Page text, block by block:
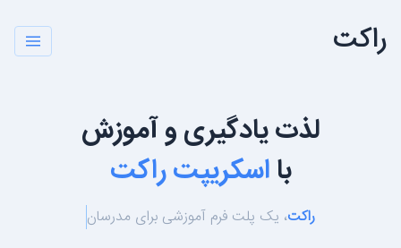
راکت
لذت یادگیری و آموزش
بااسکریپت راکت
راکت، یک پلت فرم آموزشی برایمد